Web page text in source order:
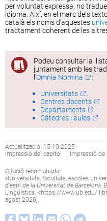
per voluntat expressa, no
idioma. Així, en el marc dels
català els noms d’aquestes
tractament coherent de les
Podeu consultar la
juntament amb les
l’Omnia Nomina
:
Universitats
.
Centres docents
Departaments
Càtedres i aules
Actualització: 15-10-2025
Impressió del capítol
| Impressió de
Citació recomanada:
«Universitats, facultats, escoles
d’estil de la Universitat de Barcelona.
Lingüístics. <https://www.ub.edu/
agost 2026].